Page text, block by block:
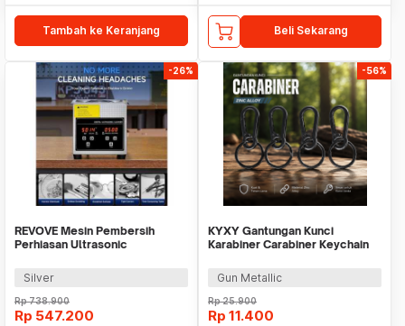
Tambah ke Keranjang Beli Sekarang
-26%
REVOVE Mesin Pembersih
Perhiasan Ultrasonic
KZ-D2
Silver
Rp738.900
Rp 547.200
-56%
KYXY Gantungan Kunci
Karabiner Carabiner Keychain
Gun Metallic
Rp25.900
Rp 11.400